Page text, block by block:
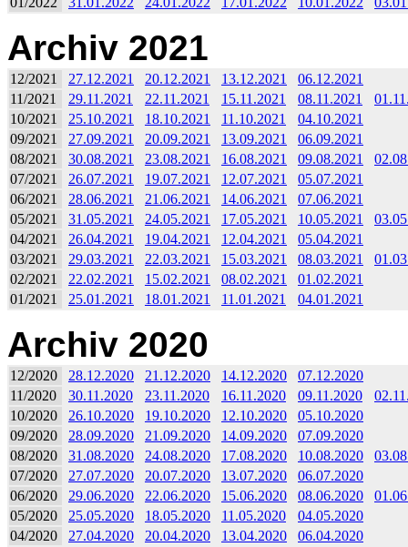
Archiv 2021
12/2021 27.12.2021 20.12.2021 13.12.2021
06.12.2021
11/2021
29.11.2021 22.11.2021 15.11.2021 08.11.2021
10/2021
25.10.2021 18.10.2021 11.10.2021
04.10.2021
09/2021
27.09.2021 20.09.2021 13.09.2021
06.09.2021
08/2021
30.08.2021 23.08.2021 16.08.2021 09.08.2021
07/2021
26.07.2021 19.07.2021 12.07.2021
05.07.2021
06/2021
28.06.2021 21.06.2021 14.06.2021
07.06.2021
05/2021
31.05.2021 24.05.2021 17.05.2021 10.05.2021
04/2021
26.04.2021 19.04.2021 12.04.2021
05.04.2021
03/2021
29.03.2021 22.03.2021 15.03.2021 08.03.2021
02/2021
22.02.2021 15.02.2021 08.02.2021
01.02.2021
01/2021
25.01.2021 18.01.2021 11.01.2021 04.01.2021
Archiv 2020
12/2020 28.12.2020 21.12.2020 14.12.2020
07.12.2020
11/2020
30.11.2020 23.11.2020 16.11.2020 09.11.2020
10/2020
26.10.2020 19.10.2020 12.10.2020
05.10.2020
09/2020
28.09.2020 21.09.2020 14.09.2020
07.09.2020
08/2020
31.08.2020 24.08.2020 17.08.2020 10.08.2020
07/2020
27.07.2020 20.07.2020 13.07.2020
06.07.2020
06/2020
29.06.2020 22.06.2020 15.06.2020 08.06.2020
05/2020
25.05.2020 18.05.2020 11.05.2020
04.05.2020
04/2020
27.04.2020 20.04.2020 13.04.2020
06.04.2020